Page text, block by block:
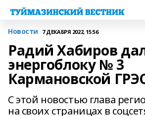
Новости 7 ДЕКАБРЯ 2022, 15:56
Радий Хабиров
энергоблоку № 3
Кармановской
С этой новостью глава
на своих страницах в